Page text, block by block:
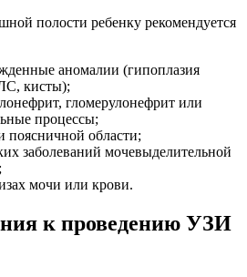
полости ребенку рекомендуется
аномалии (гипоплазия
кисты);
гломерулонефрит или
процессы;
поясничной области;
заболеваний мочевыделительной
мочи или крови.
к проведению УЗИ